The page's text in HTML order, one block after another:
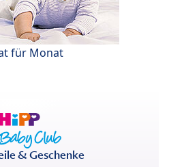
für Monat
& Geschenke